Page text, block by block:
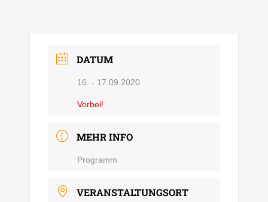
DATUM
16. - 17.09.2020
Vorbei!
MEHR INFO
Programm
VERANSTALTUNGSORT